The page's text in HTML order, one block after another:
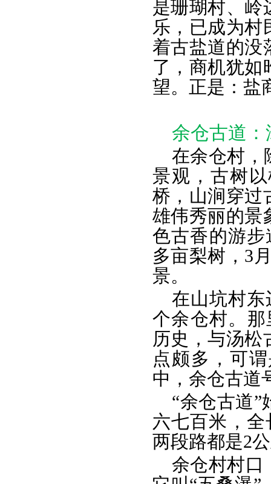
是珊瑚村、岭
乐，已成为村
着古盐道的没
了，商机犹如
望。正是：盐
余仓古道：
在余仓村，
景观，古树
桥，山涧穿过
雄伟秀丽的景
色古香的游步
多亩梨树，3
景。
在山坑村
个余仓村。那
历史，与汤松
点颇多，可
中，余仓古道
“余仓古道
六七百米，
两段路都是2
余仓村村口